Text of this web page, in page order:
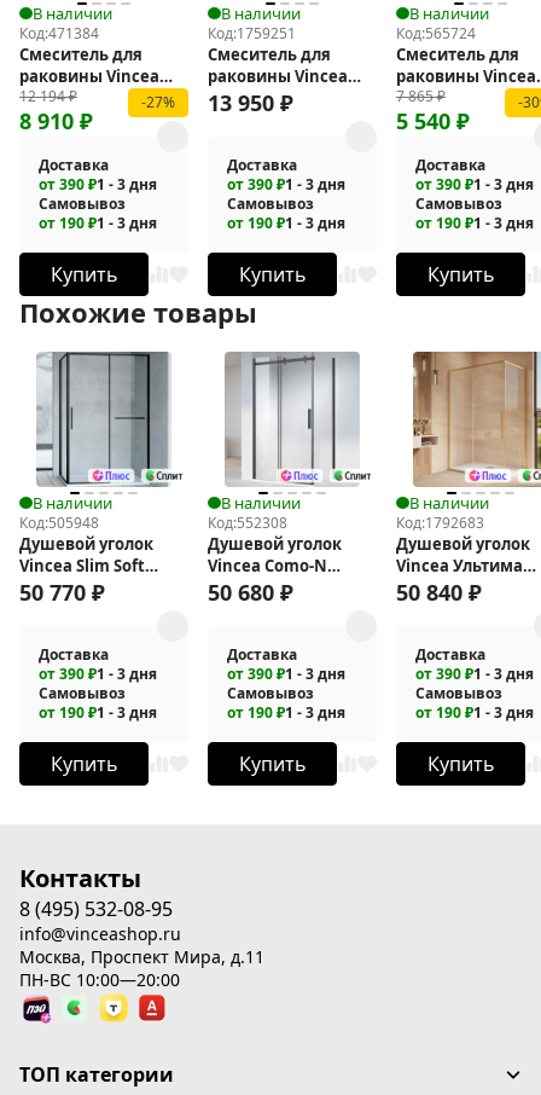
В наличии
Код:471384
Смеситель для
раковины Vincea
Desire VBF-1D3GM
12 194₽
8 910 ₽
-27%
Доставка
от 390 ₽1 - 3 дня
Самовывоз
от 190 ₽1 - 3 дня
Купить
В наличии
Код:1759251
Смеситель для
раковины Vincea
Puro VBF-5P02GM
13 950 ₽
Доставка
от 390 ₽1 - 3 дня
Самовывоз
от 190 ₽1 - 3 дня
Купить
В наличии
Код:565724
Смеситель для
раковины Vincea
Dice VBF-2DS1MB
7 865₽
5 540 ₽
-
Доставка
от 390 ₽1 - 3 дня
Самовывоз
от 190 ₽1 - 3 дня
Купить
Похожие товары
В наличии
Код:505948
Душевой уголок
Vincea Slim Soft
150x100 VSR-
50 770 ₽
Доставка
от 390 ₽1 - 3 дня
Самовывоз
от 190 ₽1 - 3 дня
Купить
В наличии
Код:552308
Душевой уголок
Vincea Como-N
160x90 VSR-
50 680 ₽
Доставка
от 390 ₽1 - 3 дня
Самовывоз
от 190 ₽1 - 3 дня
Купить
В наличии
Код:1792683
Душевой уголок
Vincea Ультима
(Ultima) 140х90
50 840 ₽
Доставка
от 390 ₽1 - 3 дня
Самовывоз
от 190 ₽1 - 3 дня
Купить
Контакты
8 (495) 532-08-95
info@vinceashop.ru
Москва, Проспект Мира, д.11
ПН-ВС 10:00—20:00
ТОП категории